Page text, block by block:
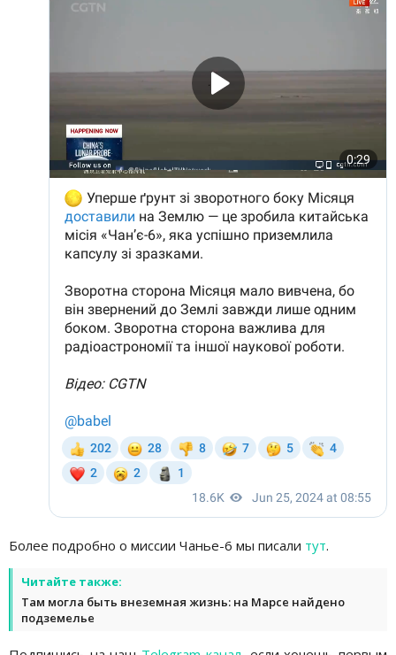
Более подробно о миссии Чанье-6 мы писали тут.
Читайте также:
Там могла быть внеземная жизнь: на Марсе найдено
подземелье